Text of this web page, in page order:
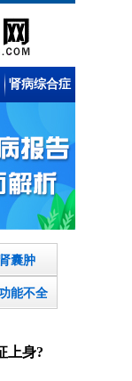
肾病综合症
囊肿
能不全
上身?